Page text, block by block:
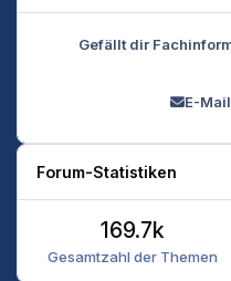
Gefällt dir
E-Mail
Forum-Statistiken
Gesamtzahl der Themen
169.7k